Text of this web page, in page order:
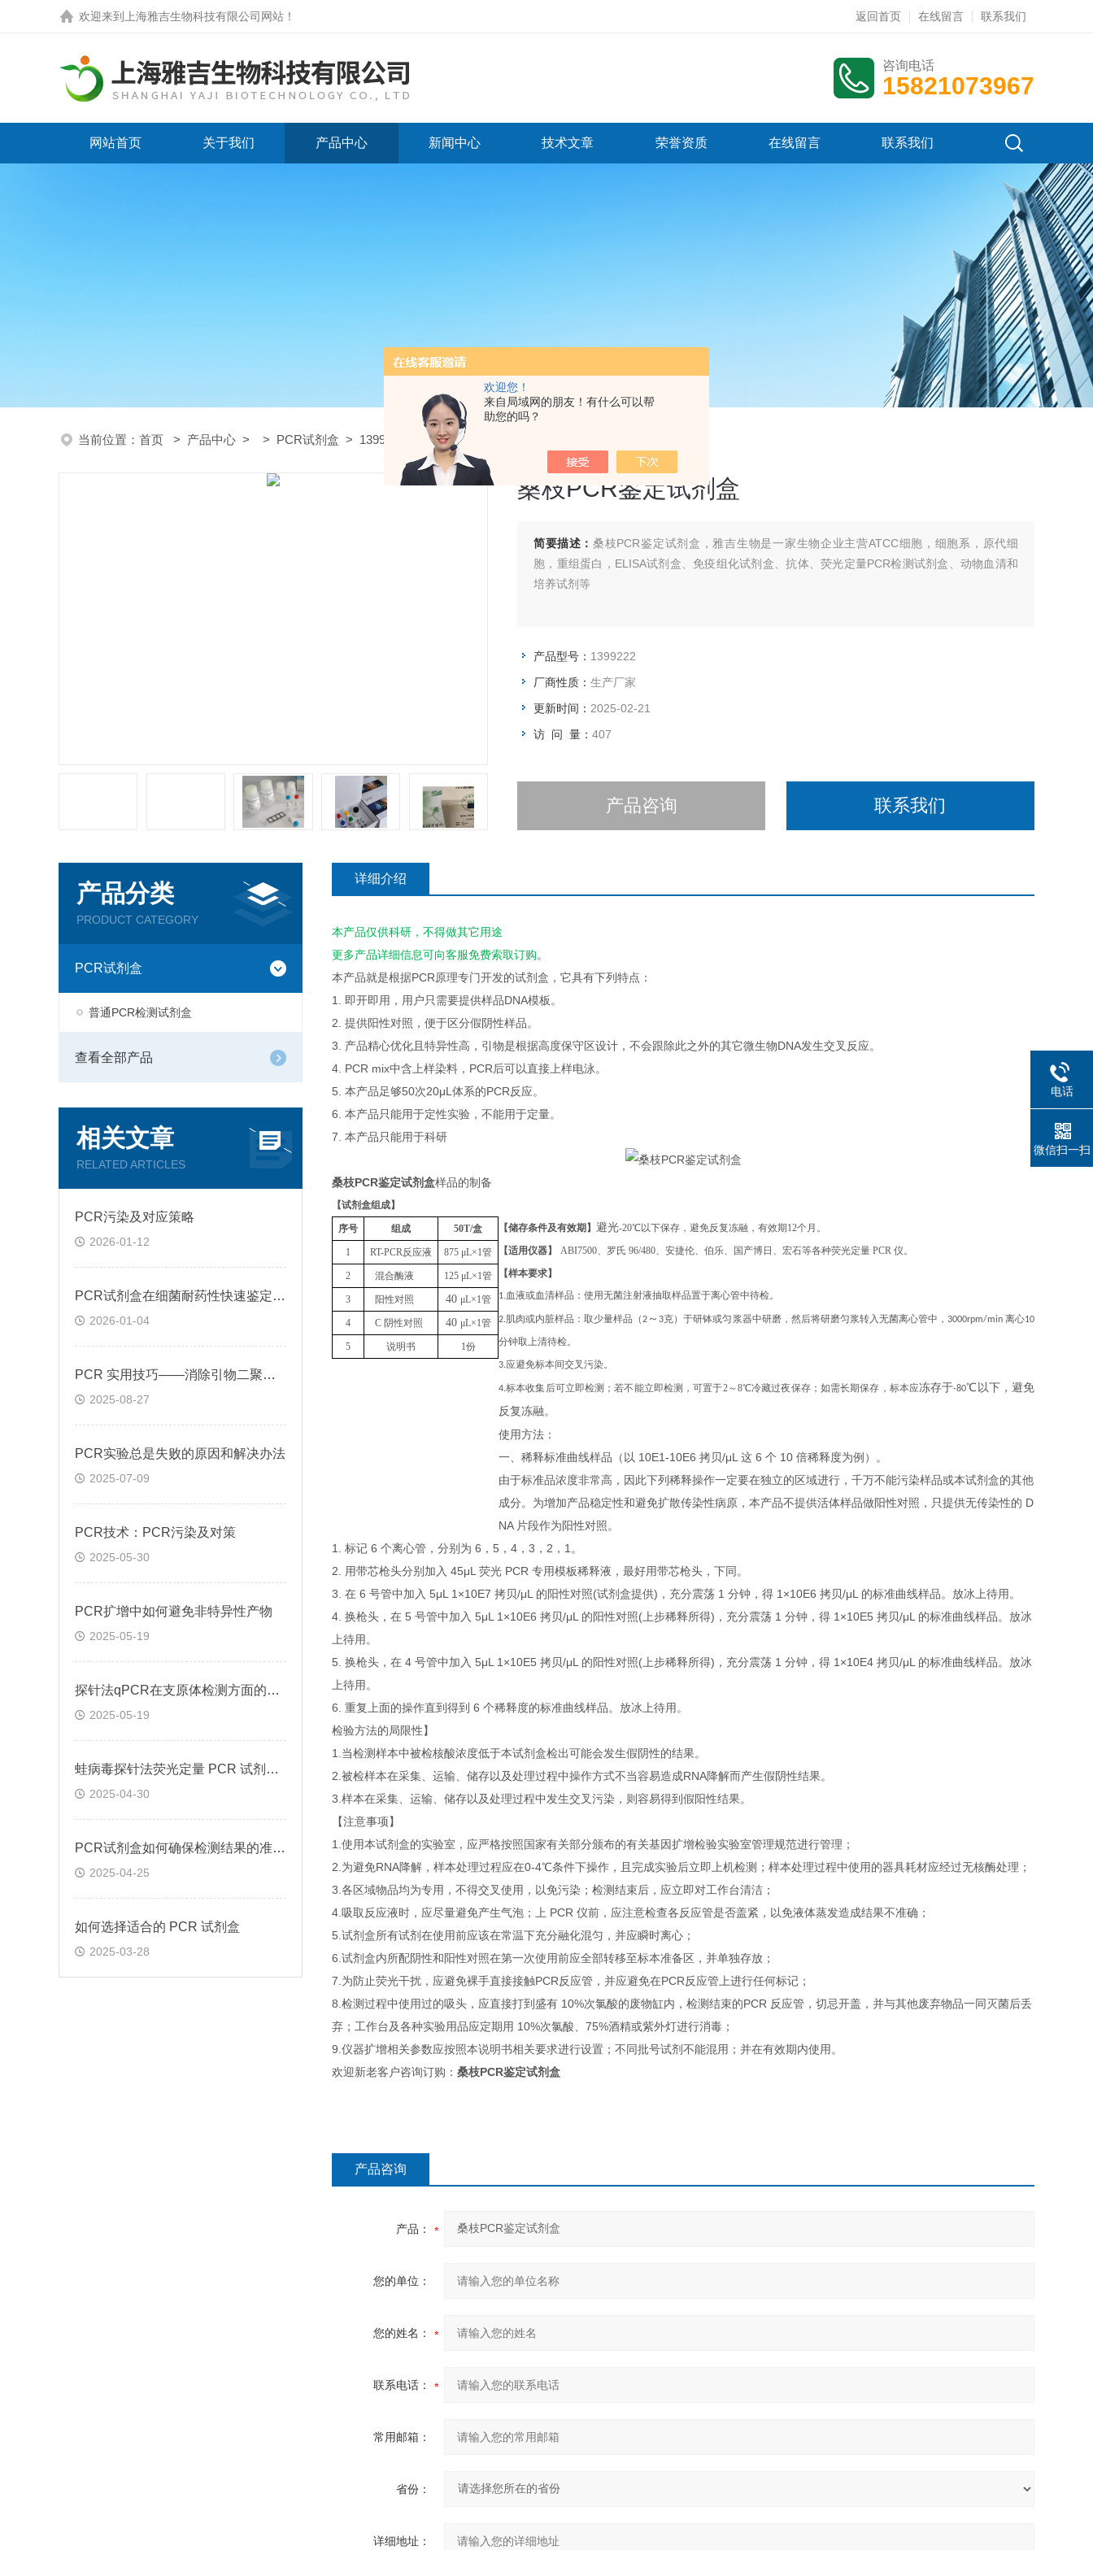
欢迎您！
来自局域网的朋友！有什么可以帮
助您的吗？
欢迎来到 上海雅吉生物科技有限公司网站 ！ 返回首页 在线留言 联系我们
咨询电话
15821073967
网站首页 关于我们 产品中心 新闻中心 技术文章 荣誉资质 在线留言 联系我们
当前位置： 首页 > 产品中心 > > PCR试剂盒 > 1399222桑枝PCR鉴定试剂盒
桑枝PCR鉴定试剂盒
简要描述： 桑枝PCR鉴定试剂盒，雅吉生物是一家生物企业主营ATCC细胞，细胞系，原代细
胞，重组蛋白，ELISA试剂盒、免疫组化试剂盒、抗体、荧光定量PCR检测试剂盒、动物血清和
培养试剂等
产品型号： 1399222
厂商性质： 生产厂家
更新时间： 2025-02-21
访 问 量： 407
产品咨询 联系我们
产品分类
PRODUCT CATEGORY
PCR试剂盒
普通PCR检测试剂盒
查看全部产品
相关文章
RELATED ARTICLES
PCR污染及对应策略
2026-01-12
PCR试剂盒在细菌耐药性快速鉴定中的关键作用
2026-01-04
PCR 实用技巧——消除引物二聚体的方法
2025-08-27
PCR实验总是失败的原因和解决办法
2025-07-09
PCR技术：PCR污染及对策
2025-05-30
PCR扩增中如何避免非特异性产物
2025-05-19
探针法qPCR在支原体检测方面的应用
2025-05-19
蛙病毒探针法荧光定量 PCR 试剂盒定量定性检测
2025-04-30
PCR试剂盒如何确保检测结果的准确性和可靠性
2025-04-25
如何选择适合的 PCR 试剂盒
2025-03-28
详细介绍
本产品仅供科研，不得做其它用途
更多产品详细信息可向客服免费索取订购。
本产品就是根据PCR原理专门开发的试剂盒，它具有下列特点：
1. 即开即用，用户只需要提供样品DNA模板。
2. 提供阳性对照，便于区分假阴性样品。
3. 产品精心优化且特异性高，引物是根据高度保守区设计，不会跟除此之外的其它微生物DNA发生交叉反应。
4. PCR mix中含上样染料，PCR后可以直接上样电泳。
5. 本产品足够50次20μL体系的PCR反应。
6. 本产品只能用于定性实验，不能用于定量。
7. 本产品只能用于科研
桑枝PCR鉴定试剂盒样品的制备
【试剂盒组成】
序号 组成 50T/盒
1 RT-PCR反应液 875 μL×1管
2 混合酶液 125 μL×1管
3 阳性对照 40 μL×1管
4 C 阴性对照 40 μL×1管
5 说明书 1份
【储存条件及有效期】 避光-20℃以下保存，避免反复冻融，有效期12个月。
【适用仪器】
ABI7500、罗氏 96/480、安捷伦、伯乐、国产博日、宏石等各种荧光定量 PCR 仪。
【样本要求】
1.血液或血清样品：使用无菌注射液抽取样品置于离心管中待检。
2.肌肉或内脏样品：取少量样品（2 ～3克）于研钵或匀浆器中研磨，然后将研磨匀浆转入无菌离心管中，3000rpm/min 离心10
分钟取上清待检。
3.应避免标本间交叉污染。
4.标本收集后可立即检测；若不能立即检测，可置于2～8℃冷藏过夜保存；如需长期保存，标本应冻存于-80℃ 以下，避免
反复冻融。
使用方法：
一、稀释标准曲线样品（以 10E1-10E6 拷贝/μL 这 6 个 10 倍稀释度为例）。
由于标准品浓度非常高，因此下列稀释操作一定要在独立的区域进行，千万不能污染样品或本试剂盒的其他
成分。为增加产品稳定性和避免扩散传染性病原，本产品不提供活体样品做阳性对照，只提供无传染性的 D
NA 片段作为阳性对照。
1. 标记 6 个离心管，分别为 6，5，4，3，2，1。
2. 用带芯枪头分别加入 45μL 荧光 PCR 专用模板稀释液，最好用带芯枪头，下同。
3. 在 6 号管中加入 5μL 1×10E7 拷贝/μL 的阳性对照(试剂盒提供)，充分震荡 1 分钟，得 1×10E6 拷贝/μL 的标准曲线样品。放冰上待用。
4. 换枪头，在 5 号管中加入 5μL 1×10E6 拷贝/μL 的阳性对照(上步稀释所得)，充分震荡 1 分钟，得 1×10E5 拷贝/μL 的标准曲线样品。放冰
上待用。
5. 换枪头，在 4 号管中加入 5μL 1×10E5 拷贝/μL 的阳性对照(上步稀释所得)，充分震荡 1 分钟，得 1×10E4 拷贝/μL 的标准曲线样品。放冰
上待用。
6. 重复上面的操作直到得到 6 个稀释度的标准曲线样品。放冰上待用。
检验方法的局限性】
1.当检测样本中被检核酸浓度低于本试剂盒检出可能会发生假阴性的结果。
2.被检样本在采集、运输、储存以及处理过程中操作方式不当容易造成RNA降解而产生假阴性结果。
3.样本在采集、运输、储存以及处理过程中发生交叉污染，则容易得到假阳性结果。
【注意事项】
1.使用本试剂盒的实验室，应严格按照国家有关部分颁布的有关基因扩增检验实验室管理规范进行管理；
2.为避免RNA降解，样本处理过程应在0-4℃条件下操作，且完成实验后立即上机检测；样本处理过程中使用的器具耗材应经过无核酶处理；
3.各区域物品均为专用，不得交叉使用，以免污染；检测结束后，应立即对工作台清洁；
4.吸取反应液时，应尽量避免产生气泡；上 PCR 仪前，应注意检查各反应管是否盖紧，以免液体蒸发造成结果不准确；
5.试剂盒所有试剂在使用前应该在常温下充分融化混匀，并应瞬时离心；
6.试剂盒内所配阴性和阳性对照在第一次使用前应全部转移至标本准备区，并单独存放；
7.为防止荧光干扰，应避免裸手直接接触PCR反应管，并应避免在PCR反应管上进行任何标记；
8.检测过程中使用过的吸头，应直接打到盛有 10%次氯酸的废物缸内，检测结束的PCR 反应管，切忌开盖，并与其他废弃物品一同灭菌后丢
弃；工作台及各种实验用品应定期用 10%次氯酸、75%酒精或紫外灯进行消毒；
9.仪器扩增相关参数应按照本说明书相关要求进行设置；不同批号试剂不能混用；并在有效期内使用。
欢迎新老客户咨询订购： 桑枝PCR鉴定试剂盒
产品咨询
产品：
您的单位：
您的姓名：
联系电话：
常用邮箱：
省份：
详细地址：
电话
微信扫一扫